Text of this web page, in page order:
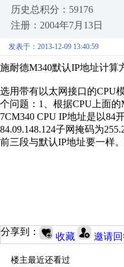
历史总积分：59176
注册：2004年7月13日
发表于：2013-12-09 13:40:59
施耐德M340默认IP地址计算
选用带有以太网接口的CPU
个问题：1、根据CPU上面
7CM340 CPU IP地址是以84
84.09.148.124子网掩码为
前三段与默认IP地址要一样
分享到： 收藏 邀请
楼主最近还看过